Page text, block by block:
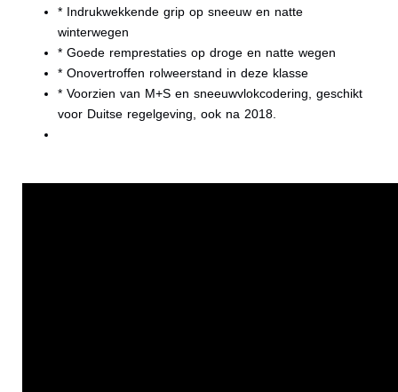
* Indrukwekkende grip op sneeuw en natte
winterwegen
* Goede remprestaties op droge en natte wegen
* Onovertroffen rolweerstand in deze klasse
* Voorzien van M+S en sneeuwvlokcodering, geschikt
voor Duitse regelgeving, ook na 2018.